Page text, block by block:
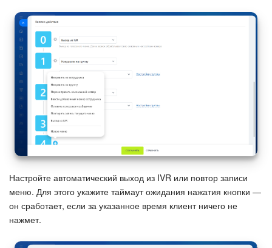
Настройте автоматический выход из IVR или повтор записи
меню. Для этого укажите таймаут ожидания нажатия кнопки —
он сработает, если за указанное время клиент ничего не
нажмет.